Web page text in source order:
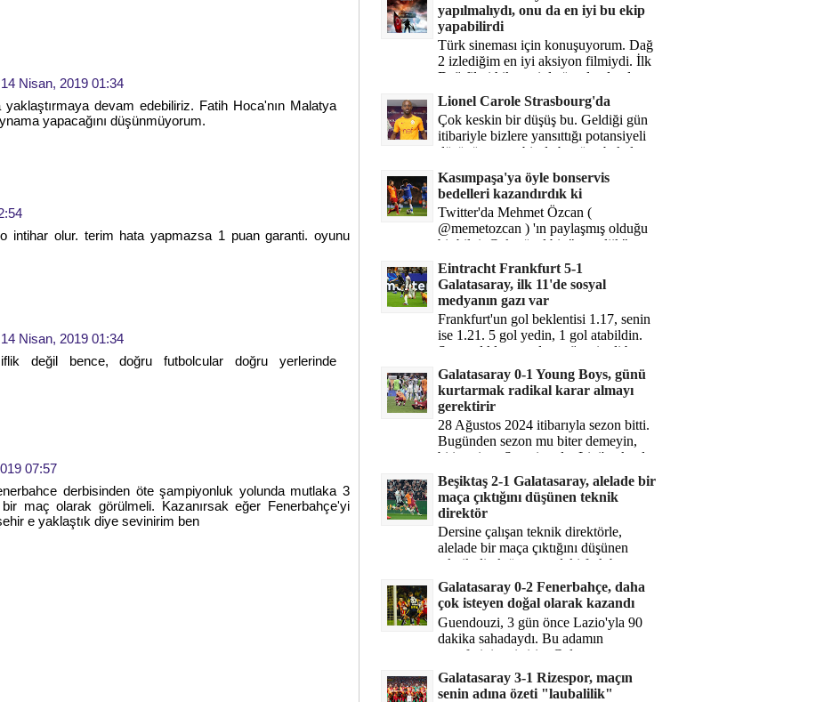
14 Nisan, 2019 01:34
yaklaştırmaya devam edebiliriz. Fatih Hoca'nın Malatya
yapacağını düşünmüyorum.
intihar olur. terim hata yapmazsa 1 puan garanti. oyunu
14 Nisan, 2019 01:34
değil bence, doğru futbolcular doğru yerlerinde
07:57
derbisinden öte şampiyonluk yolunda mutlaka 3
maç olarak görülmeli. Kazanırsak eğer Fenerbahçe'yi
e yaklaştık diye sevinirim ben
yapılmalıydı, onu da en iyi bu ekip
yapabilirdi
Türk sineması için konuşuyorum. Dağ
2 izlediğim en iyi aksiyon filmiydi. İlk
Dağ filmi hikayesiyle ön plandaydı,
Dağ 2 ise belki o hika...
Lionel Carole Strasbourg'da
Çok keskin bir düşüş bu. Geldiği gün
itibariyle bizlere yansıttığı potansiyeli
düşünüyorum, bir de bugüne bakalım.
Kasımpaşa'ya öyle bonservis
bedelleri kazandırdık ki
Twitter'da Mehmet Özcan (
@memetozcan ) 'ın paylaşmış olduğu
bir bilgi. Çok güzel bir "nostaljik" pas
diyelim. Kasımpaşa...
Eintracht Frankfurt 5-1
Galatasaray, ilk 11'de sosyal
medyanın gazı var
Frankfurt'un gol beklentisi 1.17, senin
ise 1.21. 5 gol yedin, 1 gol atabildin.
Şanssızlıkla mı anlatacağız şimdi bu
durumu? Rakibin 5 ş...
Galatasaray 0-1 Young Boys, günü
kurtarmak radikal karar almayı
gerektirir
28 Ağustos 2024 itibarıyla sezon bitti.
Bugünden sezon mu biter demeyin,
bitiyor işte. Şampiyonlar Ligi'ne katılım
hakkı senin misyonun ...
Beşiktaş 2-1 Galatasaray, alelade bir
maça çıktığını düşünen teknik
direktör
Dersine çalışan teknik direktörle,
alelade bir maça çıktığını düşünen
teknik direktör arasındaki fark bu
işte. Solskjaer'in çalıştığı de...
Galatasaray 0-2 Fenerbahçe, daha
çok isteyen doğal olarak kazandı
Guendouzi, 3 gün önce Lazio'yla 90
dakika sahadaydı. Bu adamın
transferini yetiştirip, Galatasaray
karşısında 11 oynamasını sağlıyorsun....
Galatasaray 3-1 Rizespor, maçın
senin adına özeti "laubalilik"